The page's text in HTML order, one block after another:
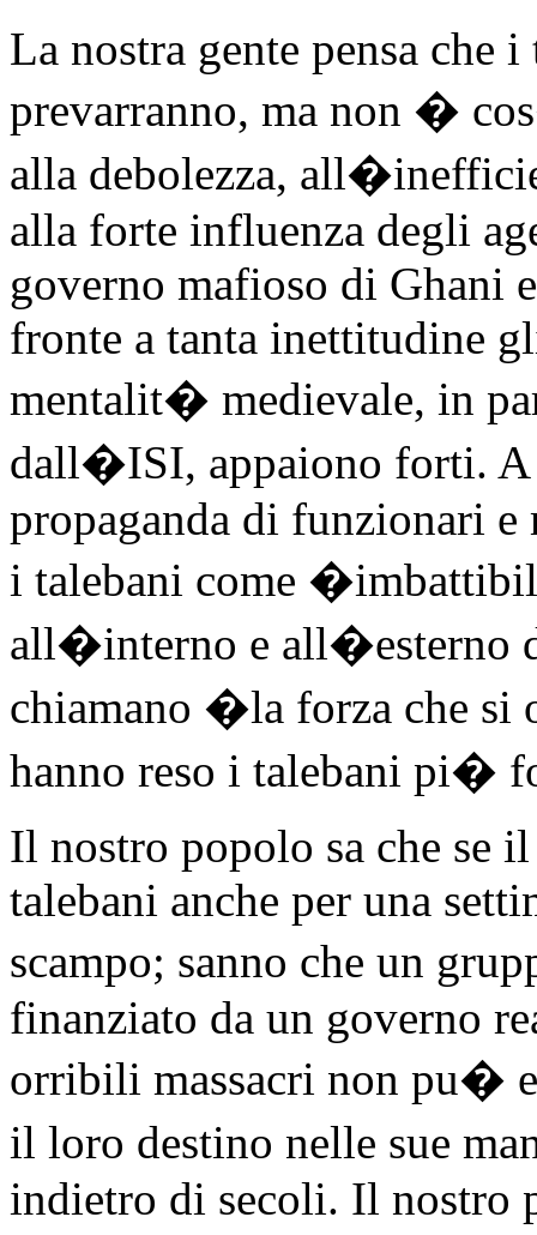
La nostra gente pensa che
prevarranno, ma non �
alla debolezza,
alla forte influenza degli
governo mafioso di Ghani
fronte a tanta inettitudine
mentalit� medievale, in
dall�ISI, appaiono forti. A
propaganda di funzionari
i talebani come
all�interno e all�esterno
chiamano �la forza che
hanno reso i talebani pi�
Il nostro popolo sa che se
talebani anche per una
scampo; sanno che un
finanziato da un governo
orribili massacri non pu�
il loro destino nelle sue
indietro di secoli. Il nostro